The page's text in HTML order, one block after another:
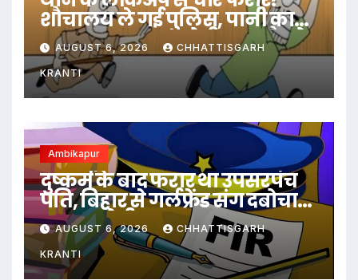
शौचालय ले गई पुलिस, पानी का
बहाना बनाकर आरोपी हुआ नौ-दो
ग्यारह
AUGUST 6, 2026 CHHATTISGARH
KRANTI
Ambikapur
दुष्कर्म के बाद फरार था उपसरपंच
पति, बिहार से गर्लफ्रेंड संग दबोचा
गया आरोपी
AUGUST 6, 2026 CHHATTISGARH
KRANTI